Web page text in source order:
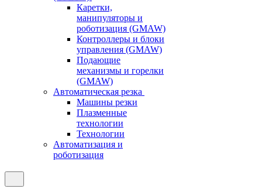
Каретки,
манипуляторы и
роботизация (GMAW)
Контроллеры и блоки
управления (GMAW)
Подающие
механизмы и горелки
(GMAW)
Автоматическая резка
Машины резки
Плазменные
технологии
Технологии
Автоматизация и
роботизация